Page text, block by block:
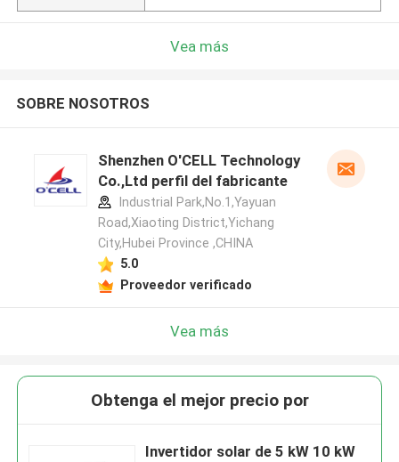
Vea más
SOBRE NOSOTROS
Shenzhen O'CELL Technology
Co.,Ltd perfil del fabricante
Industrial Park,No.1,Yayuan
Road,Xiaoting District,Yichang
City,Hubei Province ,CHINA
5.0
Proveedor verificado
Vea más
Obtenga el mejor precio por
Invertidor solar de 5 kW 10 kW